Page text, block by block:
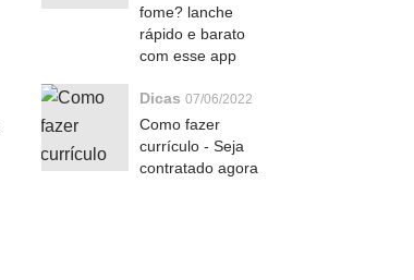
fome? lanche
rápido e barato
com esse app
Dicas 07/06/2022
Como fazer
currículo - Seja
contratado agora